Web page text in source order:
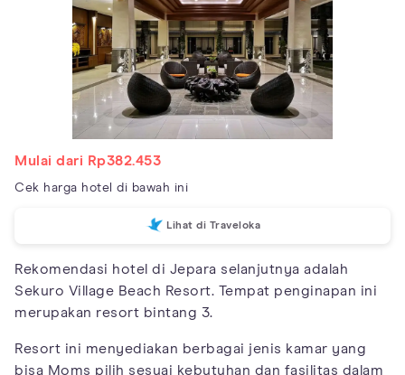
Mulai dari Rp382.453
Cek harga hotel di bawah ini
Lihat di Traveloka
Rekomendasi hotel di Jepara selanjutnya adalah
Sekuro Village Beach Resort. Tempat penginapan ini
merupakan resort bintang 3.
Resort ini menyediakan berbagai jenis kamar yang
bisa Moms pilih sesuai kebutuhan dan fasilitas dalam